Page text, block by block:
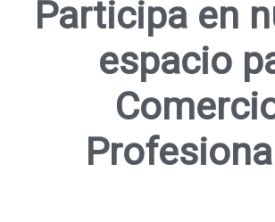
Participa en
espacio